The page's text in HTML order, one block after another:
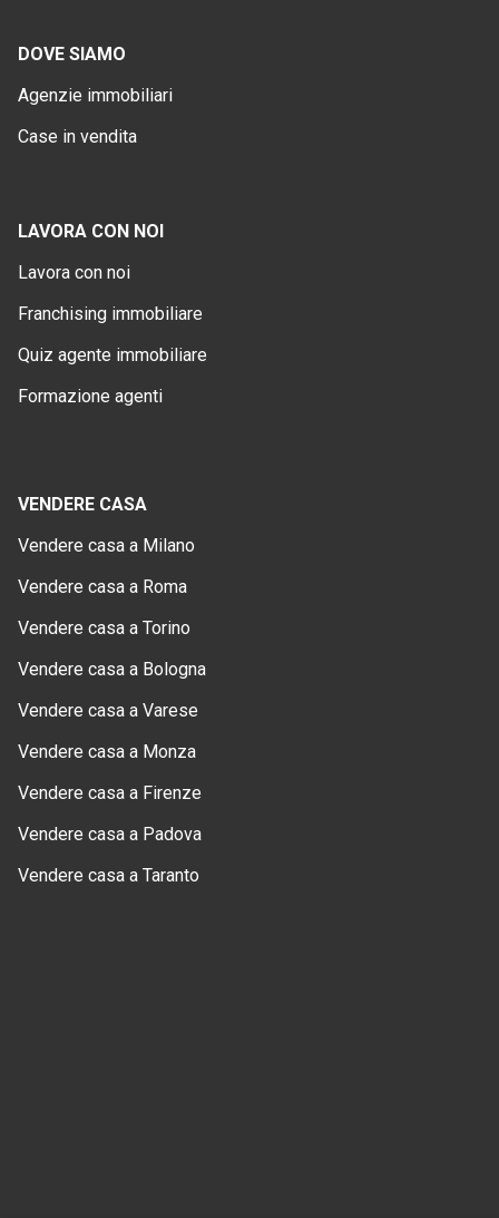
DOVE SIAMO
Agenzie immobiliari
Case in vendita
LAVORA CON NOI
Lavora con noi
Franchising immobiliare
Quiz agente immobiliare
Formazione agenti
VENDERE CASA
Vendere casa a Milano
Vendere casa a Roma
Vendere casa a Torino
Vendere casa a Bologna
Vendere casa a Varese
Vendere casa a Monza
Vendere casa a Firenze
Vendere casa a Padova
Vendere casa a Taranto